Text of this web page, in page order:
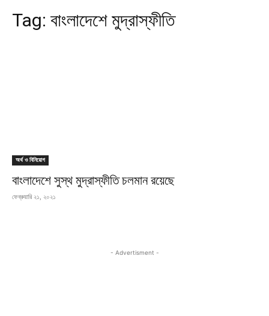
Tag: বাংলাদেশে মুদ্রাস্ফীতি
অর্থ ও বিনিয়োগ
বাংলাদেশে সুস্থ মুদ্রাস্ফীতি চলমান রয়েছে
ফেব্রুয়ারি ২১, ২০২১
- Advertisment -